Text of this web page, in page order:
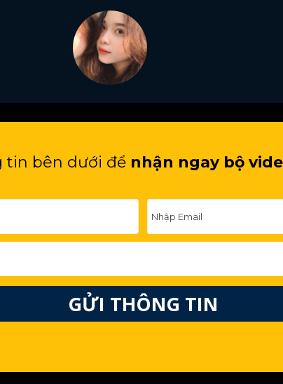
tin bên dưới để nhận ngay bộ
GỬI THÔNG TIN